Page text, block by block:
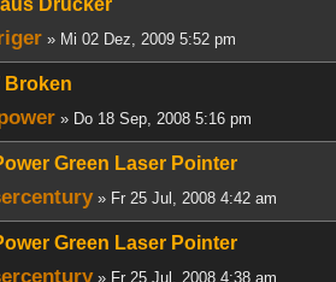
» Mi 02 Dez, 2009 5:52 pm
Broken
» Do 18 Sep, 2008 5:16 pm
Green Laser Pointer
» Fr 25 Jul, 2008 4:42 am
Green Laser Pointer
» Fr 25 Jul, 2008 4:38 am